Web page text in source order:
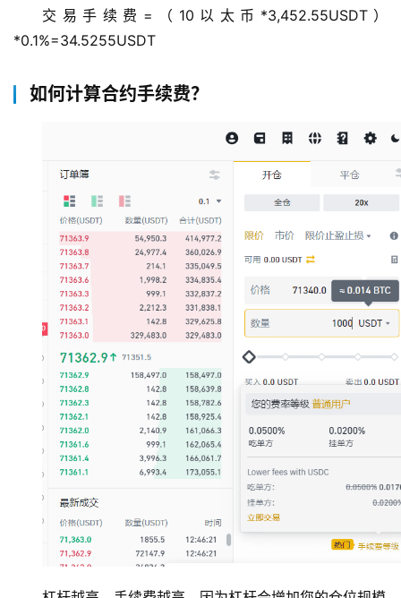
交易手续费=（10以太币*3,452.55USDT）
*0.1%=34.5255USDT
如何计算合约手续费？